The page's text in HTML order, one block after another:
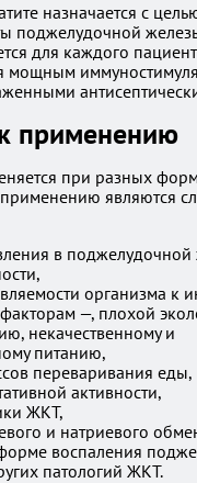
назначается с
поджелудочной
для каждого
мощным
применению
при разных
являются
в поджелудочной
организма к
—, плохой
некачественному и
питанию,
переваривания еды,
активности,
ЖКТ,
и натриевого
воспаления
патологий ЖКТ.